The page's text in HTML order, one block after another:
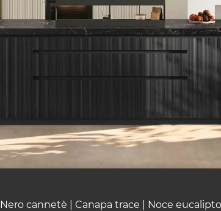
Nero cannetè | Canapa trace | Noce eucalipto